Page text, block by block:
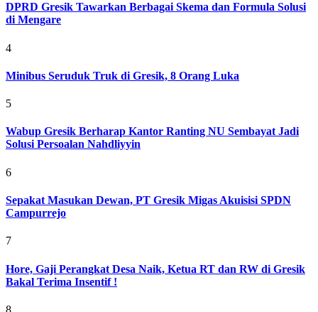
DPRD Gresik Tawarkan Berbagai Skema dan Formula Solusi
di Mengare
4
Minibus Seruduk Truk di Gresik, 8 Orang Luka
5
Wabup Gresik Berharap Kantor Ranting NU Sembayat Jadi
Solusi Persoalan Nahdliyyin
6
Sepakat Masukan Dewan, PT Gresik Migas Akuisisi SPDN
Campurrejo
7
Hore, Gaji Perangkat Desa Naik, Ketua RT dan RW di Gresik
Bakal Terima Insentif !
8